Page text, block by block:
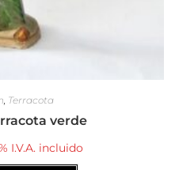
, Terracota
verde
% I.V.A. incluido